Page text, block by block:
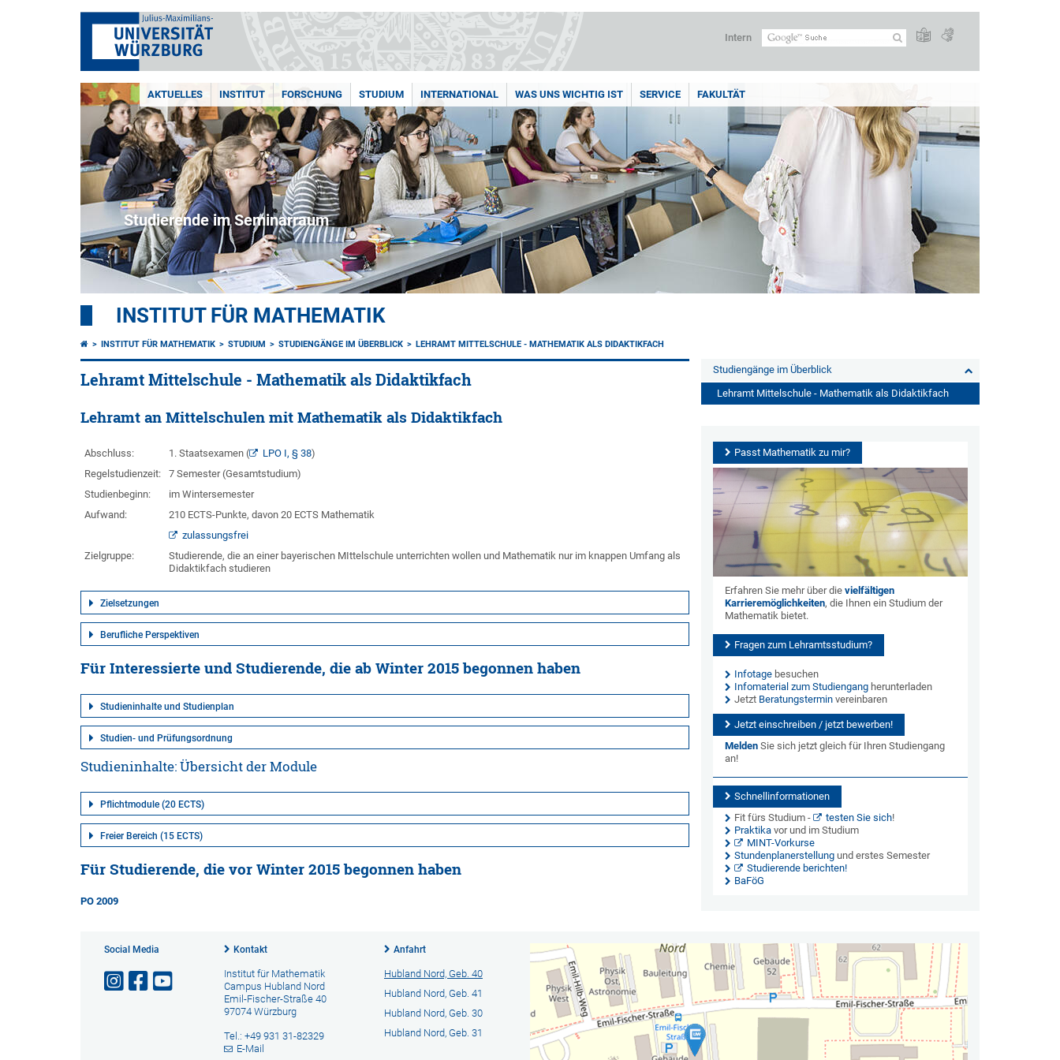
Intern
AKTUELLES INSTITUT FORSCHUNG STUDIUM INTERNATIONAL WAS UNS WICHTIG IST SERVICE FAKULTÄT
Studierende im Seminarraum
INSTITUT FÜR MATHEMATIK
INSTITUT FÜR MATHEMATIK STUDIUM STUDIENGÄNGE IM ÜBERBLICK LEHRAMT MITTELSCHULE - MATHEMATIK ALS DIDAKTIKFACH
Lehramt Mittelschule - Mathematik als Didaktikfach
Lehramt an Mittelschulen mit Mathematik als Didaktikfach
Abschluss: 1. Staatsexamen ( LPO I, § 38)
Regelstudienzeit:
7 Semester (Gesamtstudium)
Studienbeginn:
im Wintersemester
Aufwand:
210 ECTS-Punkte, davon 20 ECTS Mathematik
zulassungsfrei
Zielgruppe:
Studierende, die an einer bayerischen MIttelschule unterrichten wollen und Mathematik nur im knappen Umfang als
Didaktikfach studieren
Zielsetzungen
Berufliche Perspektiven
Für Interessierte und Studierende, die ab Winter 2015 begonnen haben
Studieninhalte und Studienplan
Studien- und Prüfungsordnung
Studieninhalte: Übersicht der Module
Pflichtmodule (20 ECTS)
Freier Bereich (15 ECTS)
Für Studierende, die vor Winter 2015 begonnen haben
PO 2009
Studiengänge im Überblick
Lehramt Mittelschule - Mathematik als Didaktikfach
Passt Mathematik zu mir?
Erfahren Sie mehr über die vielfältigen
Karrieremöglichkeiten, die Ihnen ein Studium der
Mathematik bietet.
Fragen zum Lehramtsstudium?
Infotagebesuchen
Infomaterial zum Studiengangherunterladen
Jetzt Beratungsterminvereinbaren
Jetzt einschreiben / jetzt bewerben!
MeldenSie sich jetzt gleich für Ihren Studiengang
an!
Schnellinformationen
Fit fürs Studium -
testen Sie sich!
Praktikavor und im Studium
MINT-Vorkurse
Stundenplanerstellungund erstes Semester
Studierende berichten!
BaFöG
Social Media Kontakt
Institut für Mathematik
Campus Hubland Nord
Emil-Fischer-Straße 40
97074 Würzburg
Tel.: +49 931 31-82329
E-Mail
Anfahrt
Hubland Nord, Geb. 40
Hubland Nord, Geb. 41
Hubland Nord, Geb. 30
Hubland Nord, Geb. 31